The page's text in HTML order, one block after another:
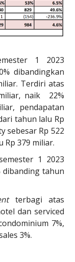
1 2023
dibandingkan
Terdiri atas
naik 22%
pendapatan
tahun lalu Rp
sebesar Rp 522
Rp 379 miliar.
1 2023
dibanding tahun
terbagi atas
dan serviced
7%,
3%.